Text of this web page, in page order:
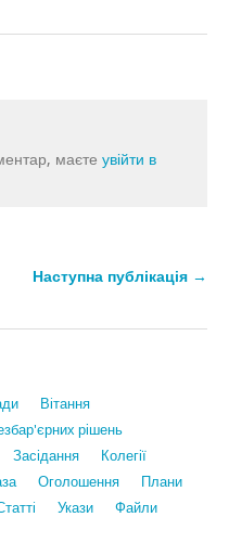
маєте увійти в
Наступна публікація →
Вiтання
рішень
Засідання
Колегії
Оголошення
Плани
Укази
Файли